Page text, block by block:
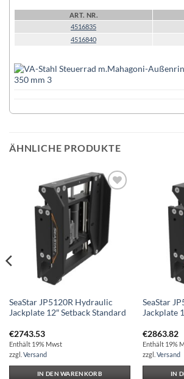
ART. NR.
4516835
4516840
ÄHNLICHE PRODUKTE
Auf die
Wunschliste
SeaStar JP5120R Hydraulic
Jackplate 12″ Setback Standard
€2743.53
Enthält 19% Mwst
zzgl. Versand
IN DEN WARENKORB
SeaStar
Jackplate
€2863.82
Enthält 19%
zzgl. Versand
IN